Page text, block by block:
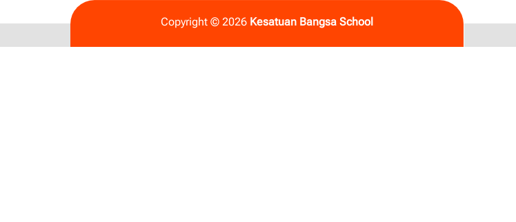
Copyright © 2026 Kesatuan Bangsa School